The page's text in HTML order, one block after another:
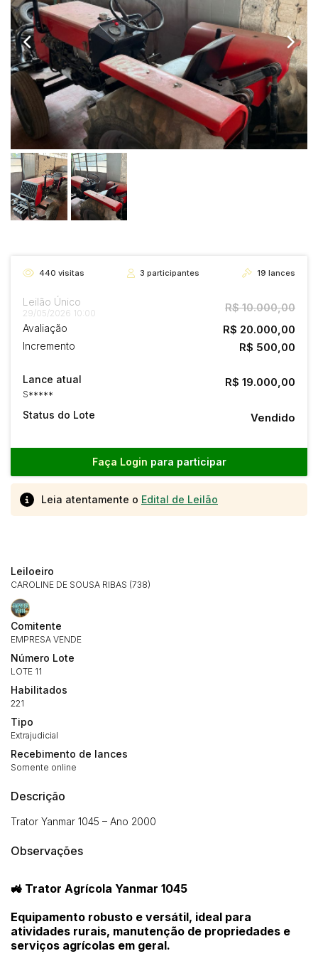
440 visitas 3 participantes 19 lances
Leilão Único
29/05/2026 10:00 R$ 10.000,00
Avaliação R$ 20.000,00
Incremento R$ 500,00
Lance atual
S*****
R$ 19.000,00
Status do Lote Vendido
Faça Login para participar
Leia atentamente o Edital de Leilão
Leiloeiro
CAROLINE DE SOUSA RIBAS (738)
Comitente
EMPRESA VENDE
Número Lote
LOTE 11
Habilitados
221
Tipo
Extrajudicial
Recebimento de lances
Somente online
Descrição
Trator Yanmar 1045 – Ano 2000
Observações
🚜 Trator Agrícola Yanmar 1045
Equipamento robusto e versátil, ideal para
atividades rurais, manutenção de propriedades e
serviços agrícolas em geral.